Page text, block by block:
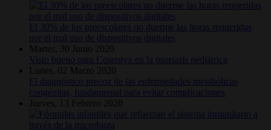
El 30% de los preescolares no duerme las horas requeridas
por el mal uso de dispositivos digitales
Martes, 30 Junio 2020
Visto bueno para Cosentyx en la psoriasis pediátrica
Lunes, 02 Marzo 2020
El diagnóstico precoz de las enfermedades metabólicas
congénitas, fundamental para evitar complicaciones
Jueves, 13 Febrero 2020